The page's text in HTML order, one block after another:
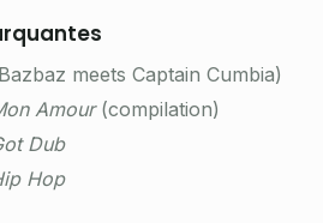
meets Captain Cumbia)
Amour(compilation)
Dub
Hop